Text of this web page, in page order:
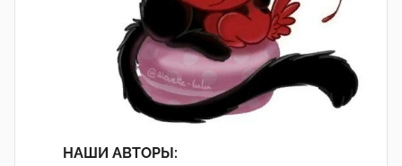
НАШИ АВТОРЫ: